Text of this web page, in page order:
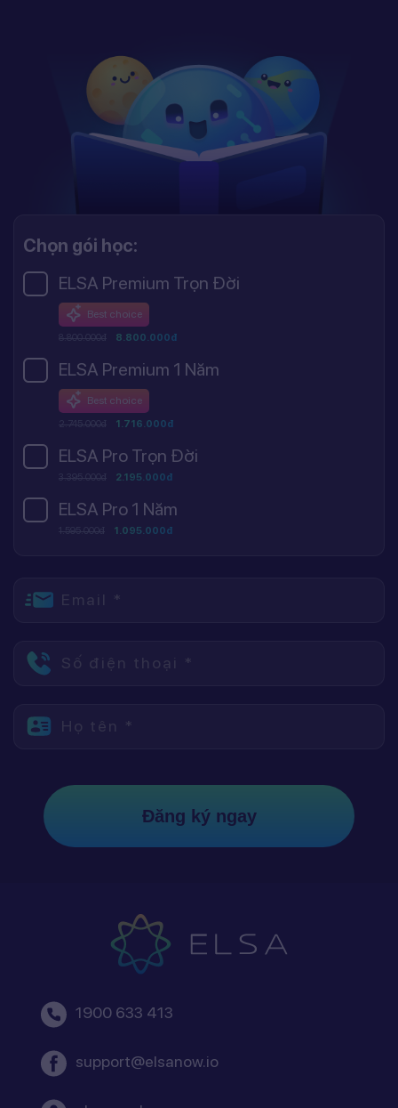
Chọn gói học:
ELSA Premium Trọn Đời
Best choice
8.800.000đ 8.800.000đ
ELSA Premium 1 Năm
Best choice
2.745.000đ 1.716.000đ
ELSA Pro Trọn Đời
3.395.000đ 2.195.000đ
ELSA Pro 1 Năm
1.595.000đ 1.095.000đ
Email *
Số điện thoại *
Họ tên *
Đăng ký ngay
1900 633 413
support@elsanow.io